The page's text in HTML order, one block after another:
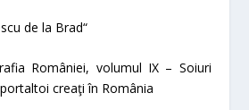
de la Brad“
României, volumul IX – Soiuri
creaţi în România